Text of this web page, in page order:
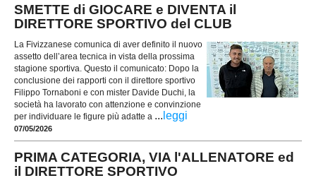
SMETTE di GIOCARE e DIVENTA il
DIRETTORE SPORTIVO del CLUB
La Fivizzanese comunica di aver definito il nuovo
assetto dell’area tecnica in vista della prossima
stagione sportiva. Questo il comunicato: Dopo la
conclusione dei rapporti con il direttore sportivo
Filippo Tornaboni e con mister Davide Duchi, la
società ha lavorato con attenzione e convinzione
per individuare le figure più adatte a ... leggi
07/05/2026
PRIMA CATEGORIA, VIA l'ALLENATORE ed
il DIRETTORE SPORTIVO